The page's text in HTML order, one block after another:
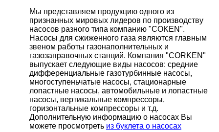
Мы представляем продукцию одного из
признанных мировых лидеров по производству
насосов разного типа компанию "COKEN".
Насосы для сжиженного газа являются главным
звеном работы газонаполнительных и
газозаправочных станций. Компания "CORKEN"
выпускает следующие виды насосов: cредние
дифференциальные газотурбинные насосы,
многоступеньчатые насосы, стационарные
лопастные насосы, автомобильные и лопaстные
насосы, вертикальные компрессоры,
горизонтальные компрессоры и т.д.
Дополнительную информацию о насосах Вы
можете просмотреть из буклета о насосах